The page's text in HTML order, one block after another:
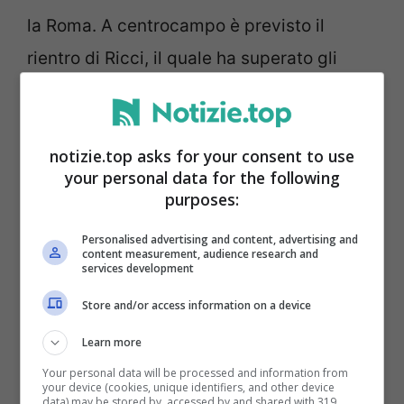
la Roma. A centrocampo è previsto il
rientro di Ricci, il quale ha superato gli
ha cercato durante la scorsa estate.
notizie.top asks for your consent to use
your personal data for the following
purposes:
Personalised advertising and content, advertising and
content measurement, audience research and
services development
Store and/or access information on a device
Learn more
Your personal data will be processed and information from
your device (cookies, unique identifiers, and other device